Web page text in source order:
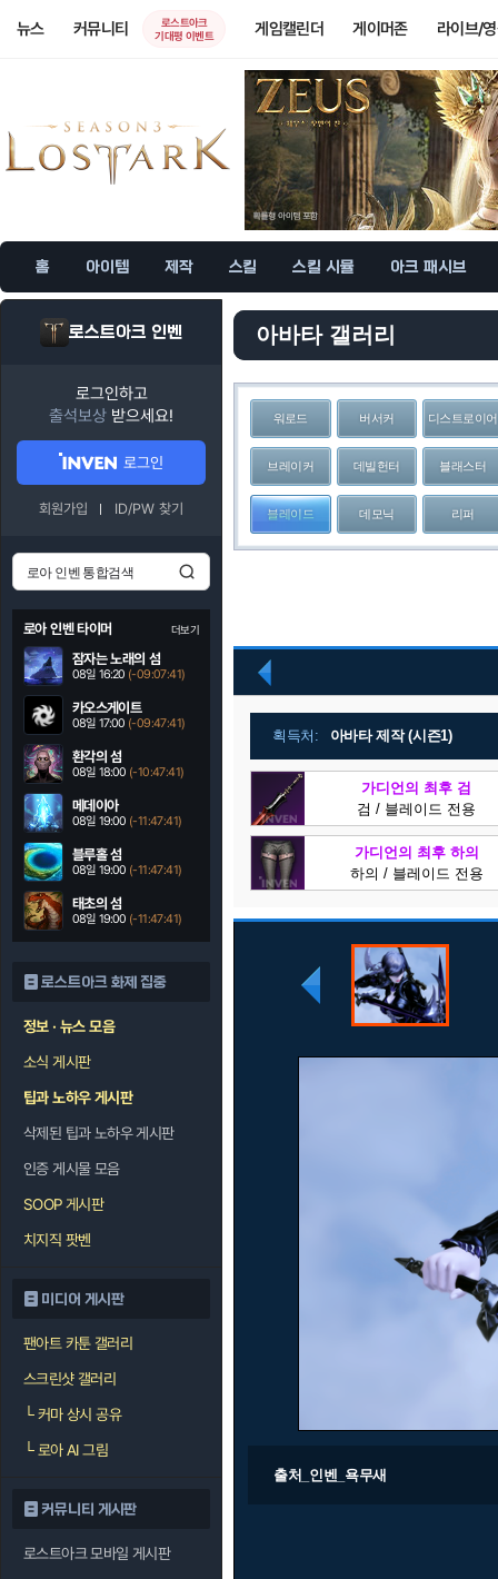
뉴스 커뮤니티
로스트아크
기대평 이벤트
게임캘린더 게이머존 라이브/
홈 아이템 제작 스킬 스킬 시뮬 아크 패시브
로스트아크 인벤
로그인하고
출석보상 받으세요!
로그인
회원가입 ID/PW 찾기
로아 인벤 타이머 더보기
잠자는 노래의 섬
08일 16:20 (-09:07:40)
카오스게이트
08일 17:00 (-09:47:40)
환각의 섬
08일 18:00 (-10:47:40)
메데이아
08일 19:00 (-11:47:40)
블루홀 섬
08일 19:00 (-11:47:40)
태초의 섬
08일 19:00 (-11:47:40)
로스트아크 화제 집중
정보 · 뉴스 모음
소식 게시판
팁과 노하우 게시판
삭제된 팁과 노하우 게시판
인증 게시물 모음
SOOP 게시판
치지직 팟벤
미디어 게시판
팬아트 카툰 갤러리
스크린샷 갤러리
└커마 상시 공유
└로아 AI 그림
커뮤니티 게시판
로스트아크 모바일 게시판
아바타 갤러리
워로드 버서커 디스트로이어
브레이커 데빌헌터 블래스터
블레이드 데모닉 리퍼
이
전
획득처: 아바타 제작 (시즌1)
가디언의 최후 검
검 / 블레이드 전용
가디언의 최후 하의
하의 / 블레이드 전용
출처_인벤_욕무새